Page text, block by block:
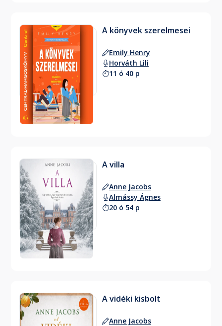
A könyvek szerelmesei
Emily Henry
Horváth Lili
11 ó 40 p
A villa
Anne Jacobs
Almássy Ágnes
20 ó 54 p
A vidéki kisbolt
Anne Jacobs